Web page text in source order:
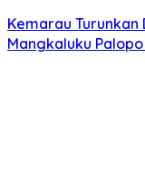
Kemarau
Mangkaluku